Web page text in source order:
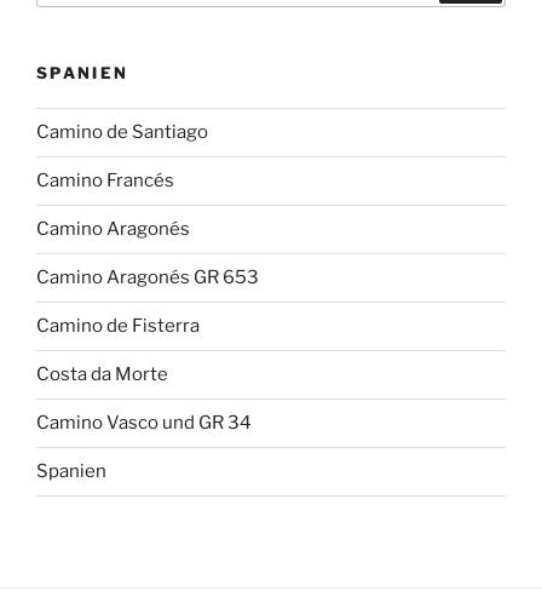
SPANIEN
Camino de Santiago
Camino Francés
Camino Aragonés
Camino Aragonés GR 653
Camino de Fisterra
Costa da Morte
Camino Vasco und GR 34
Spanien